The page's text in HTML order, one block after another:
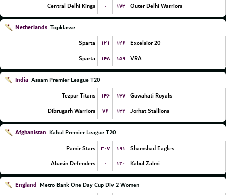
Central Delhi Kings
۰ ۱۷۳ Outer Delhi Warriors
Netherlands Topklasse
Sparta
۱۲۱ ۱۴۶
Excelsior 20
Sparta
۱۴۸ ۱۵۹ VRA
India Assam Premier League T20
Tezpur Titans
۱۴۶ ۱۴۷ Guwahati Royals
Dibrugarh Warriors
۷۶ ۱۳۲ Jorhat Stallions
Afghanistan Kabul Premier League T20
Pamir Stars ۳۰۷ ۱۹۱ Shamshad Eagles
Abasin Defenders
۰ ۱۲۰ Kabul Zalmi
England Metro Bank One Day Cup Div 2 Women